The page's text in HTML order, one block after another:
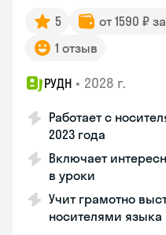
5 от 1590 ₽
1 отзыв
РУДН • 2028 г.
Работает с
2023 года
Включает
в уроки
Учит грамотно
носителями языка